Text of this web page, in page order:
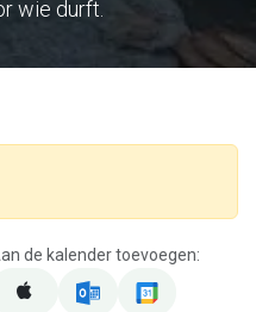
wie durft.
de kalender toevoegen: